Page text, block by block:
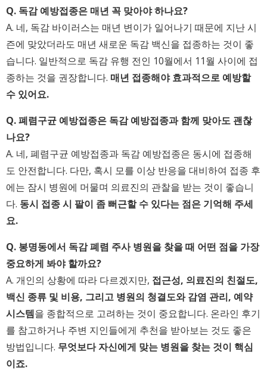
Q. 독감 예방접종은 매년 꼭 맞아야 하나요?
A. 네, 독감 바이러스는 매년 변이가 일어나기 때문에 지난 시
즌에 맞았더라도 매년 새로운 독감 백신을 접종하는 것이 좋
습니다. 일반적으로 독감 유행 전인 10월에서 11월 사이에 접
종하는 것을 권장합니다. 매년 접종해야 효과적으로 예방할
수 있어요.
Q. 폐렴구균 예방접종은 독감 예방접종과 함께 맞아도 괜찮
나요?
A. 네, 폐렴구균 예방접종과 독감 예방접종은 동시에 접종해
도 안전합니다. 다만, 혹시 모를 이상 반응을 대비하여 접종 후
에는 잠시 병원에 머물며 의료진의 관찰을 받는 것이 좋습니
다. 동시 접종 시 팔이 좀 뻐근할 수 있다는 점은 기억해 주세
요.
Q. 봉명동에서 독감 폐렴 주사 병원을 찾을 때 어떤 점을 가장
중요하게 봐야 할까요?
A. 개인의 상황에 따라 다르겠지만, 접근성, 의료진의 친절도,
백신 종류 및 비용, 그리고 병원의 청결도와 감염 관리, 예약
시스템을 종합적으로 고려하는 것이 중요합니다. 온라인 후기
를 참고하거나 주변 지인들에게 추천을 받아보는 것도 좋은
방법입니다. 무엇보다 자신에게 맞는 병원을 찾는 것이 핵심
이죠.